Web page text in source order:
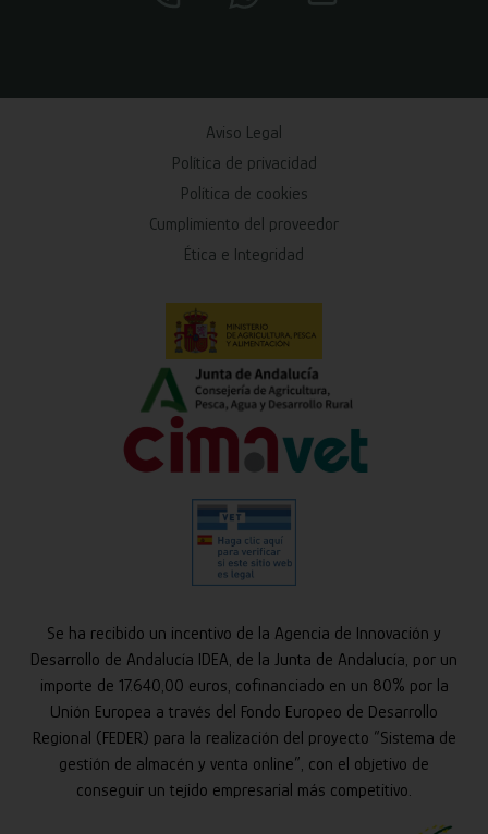
Aviso Legal
Política de privacidad
Política de cookies
Cumplimiento del proveedor
Ética e Integridad
Se ha recibido un incentivo de la Agencia de Innovación y
Desarrollo de Andalucía IDEA, de la Junta de Andalucía, por un
importe de 17.640,00 euros, cofinanciado en un 80% por la
Unión Europea a través del Fondo Europeo de Desarrollo
Regional (FEDER) para la realización del proyecto “Sistema de
gestión de almacén y venta online”, con el objetivo de
conseguir un tejido empresarial más competitivo.